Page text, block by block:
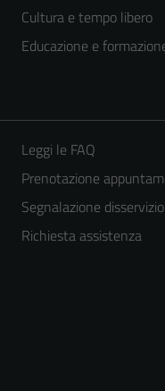
Cultura e tempo libero
Educazione e
Leggi le FAQ
Prenotazione
Segnalazione disservizio
Richiesta assistenza